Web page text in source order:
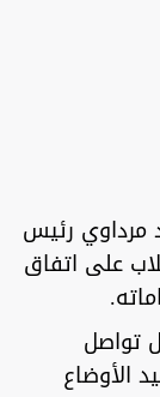
رئيس
على اتفاق
تواصل
الأوضاع